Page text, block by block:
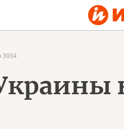
3934